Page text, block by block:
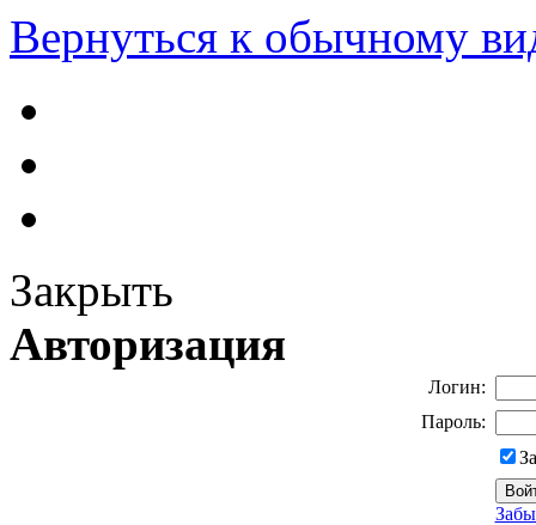
Вернуться к обычному
Закрыть
Авторизация
Логин:
Пароль: